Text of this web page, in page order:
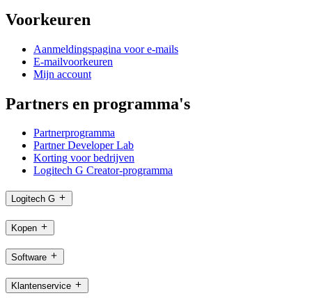
Voorkeuren
Aanmeldingspagina voor e-mails
E-mailvoorkeuren
Mijn account
Partners en programma's
Partnerprogramma
Partner Developer Lab
Korting voor bedrijven
Logitech G Creator-programma
Logitech G
Kopen
Software
Klantenservice